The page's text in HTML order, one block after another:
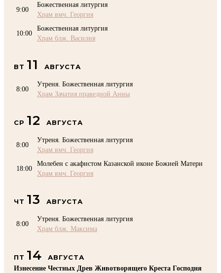
9:00
Божественная литургия
Храм вмч. Георгия
10:00
Божественная литургия
Храм блж. Василия
ВТ 11 АВГУСТА
8:00
Утреня. Божественная литургия
Храм Зачатия праведной Анны
СР 12 АВГУСТА
8:00
Утреня. Божественная литургия
Храм вмч. Георгия
18:00
Молебен с акафистом Казанской иконе Божией Матери
Храм вмч. Георгия
ЧТ 13 АВГУСТА
8:00
Утреня. Божественная литургия
Храм блж. Максима
ПТ 14
АВГУСТА
Изнесение Честных Древ Животворящего Креста Господня